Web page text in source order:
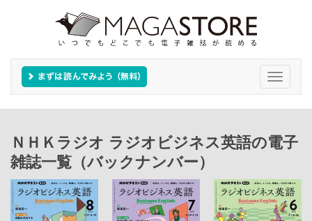
Toggle
ＮＨＫラジオ ラジオビジネス英語の電子
雑誌一覧（バックナンバー）